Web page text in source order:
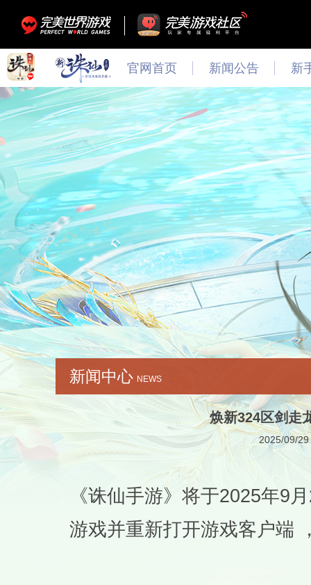
官网首页 新闻公告
最新
新闻
公告
活动
新
新闻中心 NEWS
焕新324区剑走
2025/09/29
《诛仙手游》将于2025年9
游戏并重新打开游戏客户端